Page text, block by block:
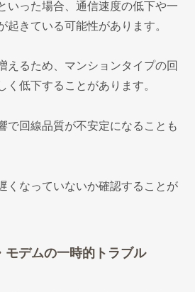
いった場合、通信速度の低下や一
起きている可能性があります。
えるため、マンションタイプの回
く低下することがあります。
で回線品質が不安定になることも
くなっていないか確認することが
モデムの一時的トラブル